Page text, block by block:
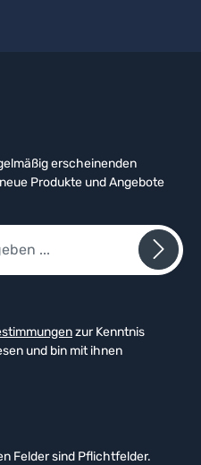
erscheinenden
Produkte und Angebote
zur Kenntnis
und bin mit ihnen
Felder sind Pflichtfelder.